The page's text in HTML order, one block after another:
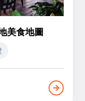
美食地圖